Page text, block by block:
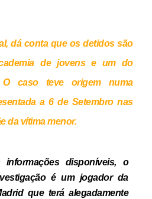
dá conta que os detidos são
de jovens e um do
O caso teve origem numa
a 6 de Setembro nas
da vítima menor.
disponíveis, o
é um jogador da
que terá alegadamente